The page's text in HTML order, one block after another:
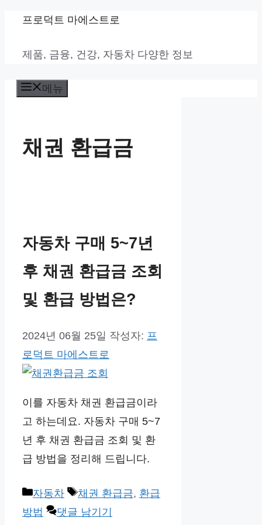
프로덕트 마에스트로
제품, 금융, 건강, 자동차 다양한 정보
메뉴
채권 환급금
자동차 구매 5~7년
후 채권 환급금 조회
및 환급 방법은?
2024년 06월 25일 작성자: 프
로덕트 마에스트로
이를 자동차 채권 환급금이라
고 하는데요. 자동차 구매 5~7
년 후 채권 환급금 조회 및 환
급 방법을 정리해 드립니다.
카
테
자동차
태
그
채권 환급금, 환급
방법
댓글 남기기